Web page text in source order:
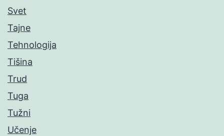
Svet
Tajne
Tehnologija
Tišina
Trud
Tuga
Tužni
Učenje